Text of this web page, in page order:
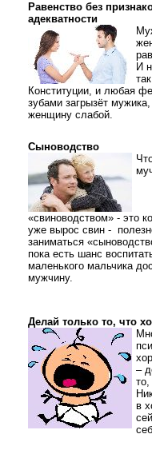
Равенство без
адекватности
И
Конституции, и любая
зубами загрызёт
женщину слабой.
Сыноводство
«свиноводством» - это
уже вырос свин -
заниматься
пока есть шанс
маленького мальчика
мужчину.
Делай только то, что
–
в